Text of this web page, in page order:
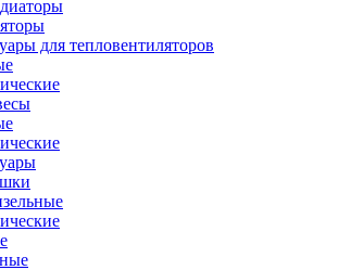
для тепловентиляторов